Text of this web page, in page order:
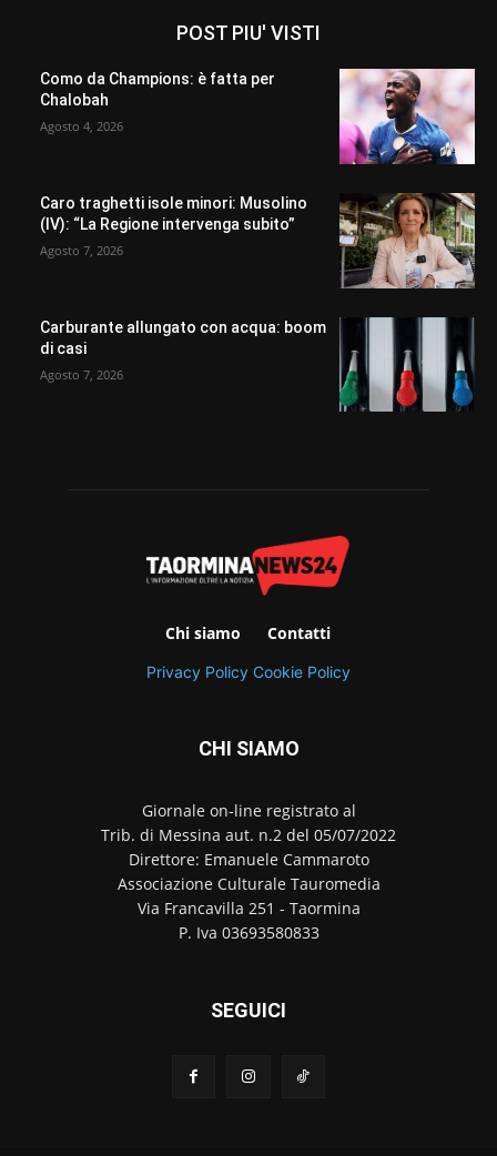
POST PIU' VISTI
Como da Champions: è fatta per
Chalobah
Agosto 4, 2026
Caro traghetti isole minori: Musolino
(IV): “La Regione intervenga subito”
Agosto 7, 2026
Carburante allungato con acqua: boom
di casi
Agosto 7, 2026
Chi siamo Contatti
Privacy Policy Cookie Policy
CHI SIAMO
Giornale on-line registrato al
Trib. di Messina aut. n.2 del 05/07/2022
Direttore: Emanuele Cammaroto
Associazione Culturale Tauromedia
Via Francavilla 251 - Taormina
P. Iva 03693580833
SEGUICI